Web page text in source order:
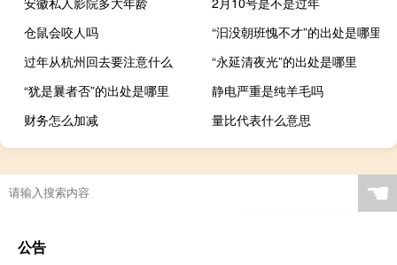
仓鼠会咬人吗
“汩没朝班愧不才”的出处是哪里
过年从杭州回去要注意什么
“永延清夜光”的出处是哪里
“犹是曩者否”的出处是哪里
静电严重是纯羊毛吗
财务怎么加减
量比代表什么意思
☚
公告